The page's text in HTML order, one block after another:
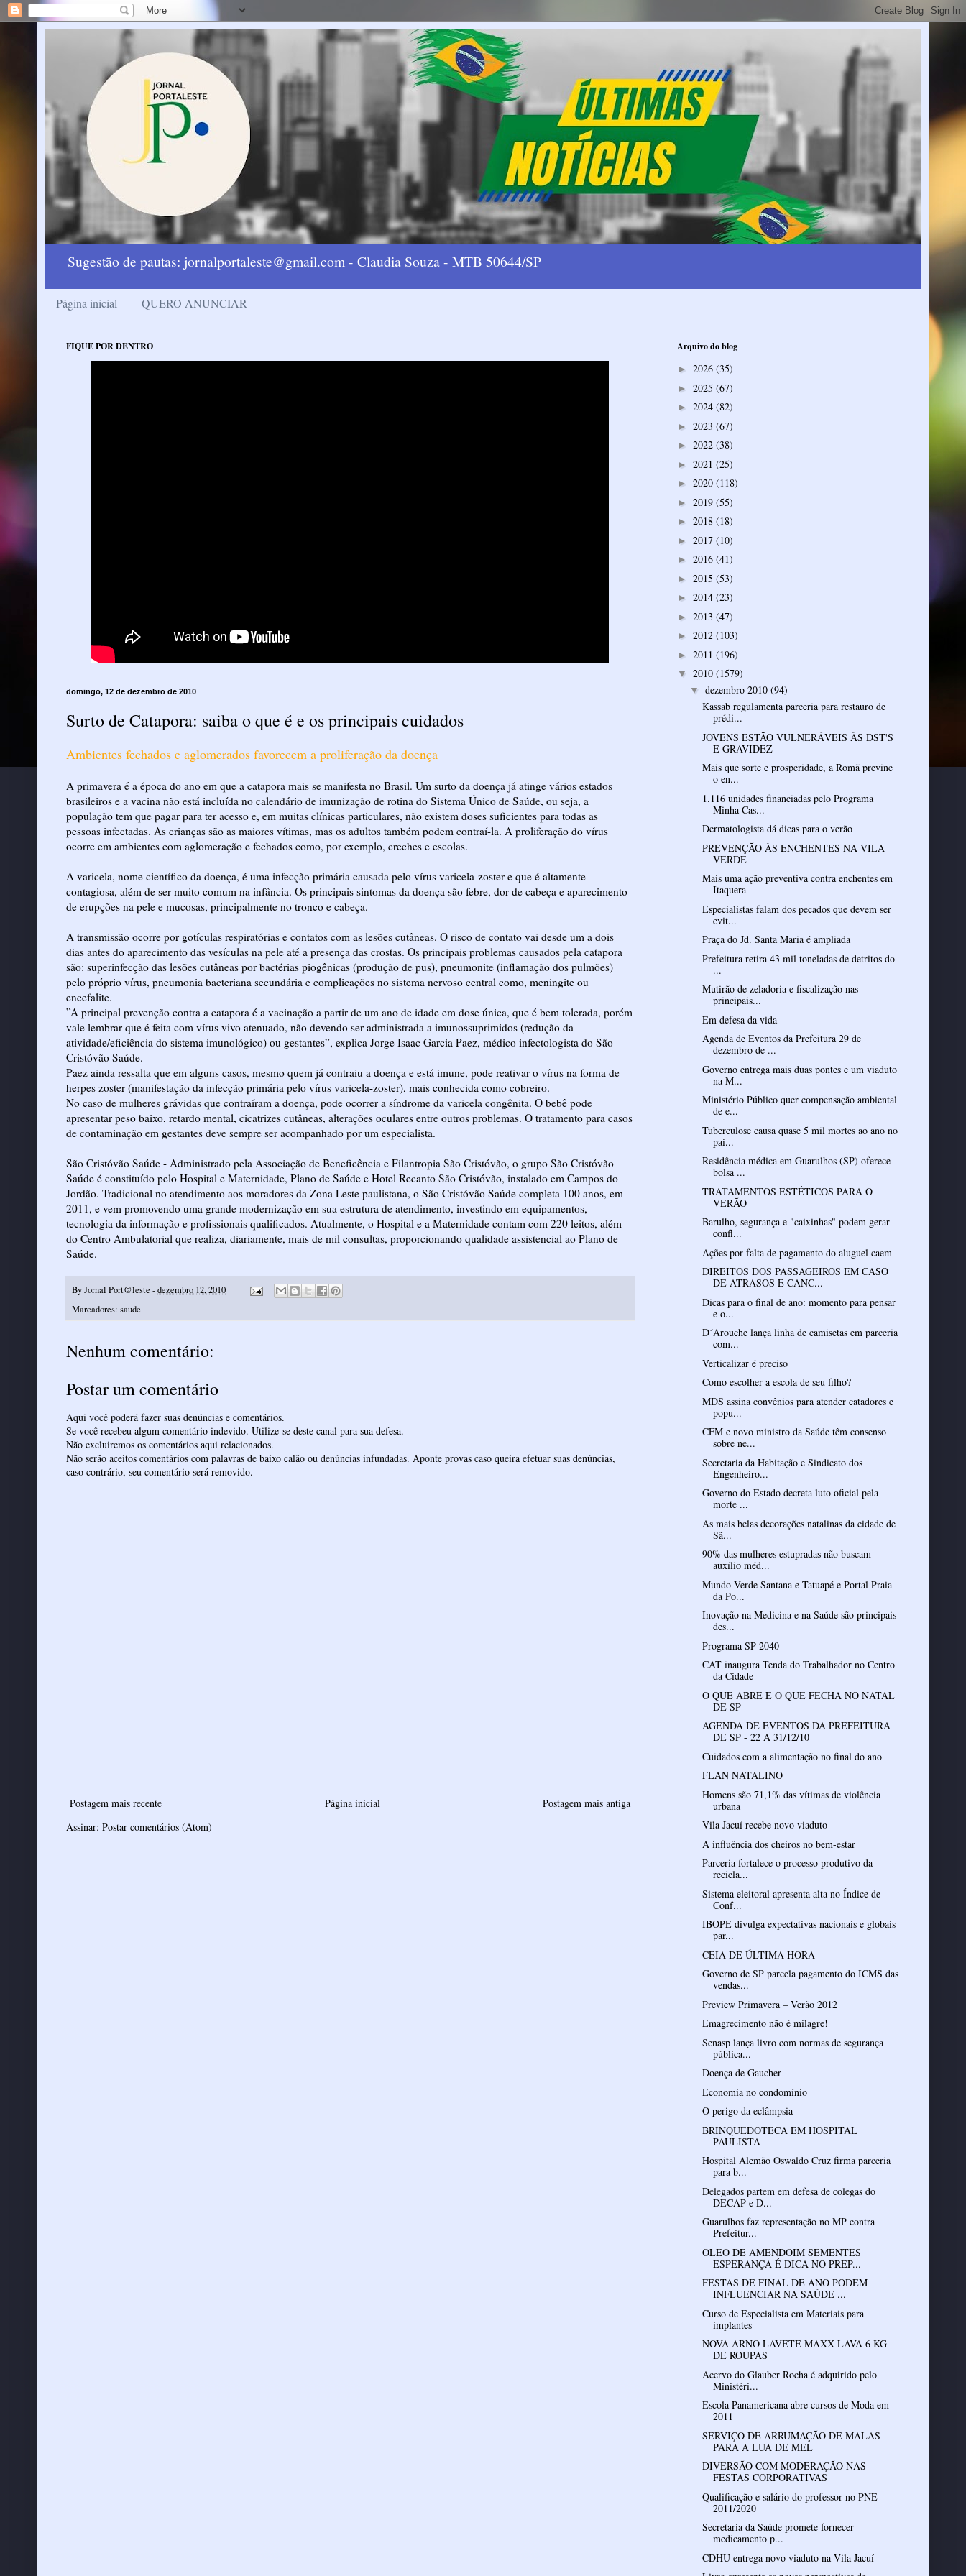
Sugestão de pautas: jornalportaleste@gmail.com - Claudia Souza - MTB 50644/SP
Página inicial QUERO ANUNCIAR
FIQUE POR DENTRO
domingo, 12 de dezembro de 2010
Surto de Catapora: saiba o que é e os principais cuidados
Ambientes fechados e aglomerados favorecem a proliferação da doença
A primavera é a época do ano em que a catapora mais se manifesta no Brasil. Um surto da doença já atinge vários estados
brasileiros e a vacina não está incluída no calendário de imunização de rotina do Sistema Único de Saúde, ou seja, a
população tem que pagar para ter acesso e, em muitas clínicas particulares, não existem doses suficientes para todas as
pessoas infectadas. As crianças são as maiores vítimas, mas os adultos também podem contraí-la. A proliferação do vírus
ocorre em ambientes com aglomeração e fechados como, por exemplo, creches e escolas.
A varicela, nome científico da doença, é uma infecção primária causada pelo vírus varicela-zoster e que é altamente
contagiosa, além de ser muito comum na infância. Os principais sintomas da doença são febre, dor de cabeça e aparecimento
de erupções na pele e mucosas, principalmente no tronco e cabeça.
A transmissão ocorre por gotículas respiratórias e contatos com as lesões cutâneas. O risco de contato vai desde um a dois
dias antes do aparecimento das vesículas na pele até a presença das crostas. Os principais problemas causados pela catapora
são: superinfecção das lesões cutâneas por bactérias piogênicas (produção de pus), pneumonite (inflamação dos pulmões)
pelo próprio vírus, pneumonia bacteriana secundária e complicações no sistema nervoso central como, meningite ou
encefalite.
”A principal prevenção contra a catapora é a vacinação a partir de um ano de idade em dose única, que é bem tolerada, porém
vale lembrar que é feita com vírus vivo atenuado, não devendo ser administrada a imunossuprimidos (redução da
atividade/eficiência do sistema imunológico) ou gestantes”, explica Jorge Isaac Garcia Paez, médico infectologista do São
Cristóvão Saúde.
Paez ainda ressalta que em alguns casos, mesmo quem já contraiu a doença e está imune, pode reativar o vírus na forma de
herpes zoster (manifestação da infecção primária pelo vírus varicela-zoster), mais conhecida como cobreiro.
No caso de mulheres grávidas que contraíram a doença, pode ocorrer a síndrome da varicela congênita. O bebê pode
apresentar peso baixo, retardo mental, cicatrizes cutâneas, alterações oculares entre outros problemas. O tratamento para casos
de contaminação em gestantes deve sempre ser acompanhado por um especialista.
São Cristóvão Saúde - Administrado pela Associação de Beneficência e Filantropia São Cristóvão, o grupo São Cristóvão
Saúde é constituído pelo Hospital e Maternidade, Plano de Saúde e Hotel Recanto São Cristóvão, instalado em Campos do
Jordão. Tradicional no atendimento aos moradores da Zona Leste paulistana, o São Cristóvão Saúde completa 100 anos, em
2011, e vem promovendo uma grande modernização em sua estrutura de atendimento, investindo em equipamentos,
tecnologia da informação e profissionais qualificados. Atualmente, o Hospital e a Maternidade contam com 220 leitos, além
do Centro Ambulatorial que realiza, diariamente, mais de mil consultas, proporcionando qualidade assistencial ao Plano de
Saúde.
ByJornal Port@leste -dezembro 12, 2010
Marcadores: saude
Nenhum comentário:
Postar um comentário
Aqui você poderá fazer suas denúncias e comentários.
Se você recebeu algum comentário indevido. Utilize-se deste canal para sua defesa.
Não excluiremos os comentários aqui relacionados.
Não serão aceitos comentários com palavras de baixo calão ou denúncias infundadas. Aponte provas caso queira efetuar suas denúncias,
caso contrário, seu comentário será removido.
Postagem mais recente Postagem mais antiga
Página inicial
Assinar: Postar comentários (Atom)
Arquivo do blog
► 2026 (35)
► 2025 (67)
► 2024 (82)
► 2023 (67)
► 2022 (38)
► 2021 (25)
► 2020 (118)
► 2019 (55)
► 2018 (18)
► 2017 (10)
► 2016 (41)
► 2015 (53)
► 2014 (23)
► 2013 (47)
► 2012 (103)
► 2011 (196)
▼ 2010 (1579)
▼ dezembro 2010 (94)
Kassab regulamenta parceria para restauro de
prédi...
JOVENS ESTÃO VULNERÁVEIS ÀS DST'S
E GRAVIDEZ
Mais que sorte e prosperidade, a Romã previne
o en...
1.116 unidades financiadas pelo Programa
Minha Cas...
Dermatologista dá dicas para o verão
PREVENÇÃO ÀS ENCHENTES NA VILA
VERDE
Mais uma ação preventiva contra enchentes em
Itaquera
Especialistas falam dos pecados que devem ser
evit...
Praça do Jd. Santa Maria é ampliada
Prefeitura retira 43 mil toneladas de detritos do
...
Mutirão de zeladoria e fiscalização nas
principais...
Em defesa da vida
Agenda de Eventos da Prefeitura 29 de
dezembro de ...
Governo entrega mais duas pontes e um viaduto
na M...
Ministério Público quer compensação ambiental
de e...
Tuberculose causa quase 5 mil mortes ao ano no
pai...
Residência médica em Guarulhos (SP) oferece
bolsa ...
TRATAMENTOS ESTÉTICOS PARA O
VERÃO
Barulho, segurança e "caixinhas" podem gerar
confl...
Ações por falta de pagamento do aluguel caem
DIREITOS DOS PASSAGEIROS EM CASO
DE ATRASOS E CANC...
Dicas para o final de ano: momento para pensar
e o...
D´Arouche lança linha de camisetas em parceria
com...
Verticalizar é preciso
Como escolher a escola de seu filho?
MDS assina convênios para atender catadores e
popu...
CFM e novo ministro da Saúde têm consenso
sobre ne...
Secretaria da Habitação e Sindicato dos
Engenheiro...
Governo do Estado decreta luto oficial pela
morte ...
As mais belas decorações natalinas da cidade de
Sã...
90% das mulheres estupradas não buscam
auxílio méd...
Mundo Verde Santana e Tatuapé e Portal Praia
da Po...
Inovação na Medicina e na Saúde são principais
des...
Programa SP 2040
CAT inaugura Tenda do Trabalhador no Centro
da Cidade
O QUE ABRE E O QUE FECHA NO NATAL
DE SP
AGENDA DE EVENTOS DA PREFEITURA
DE SP - 22 A 31/12/10
Cuidados com a alimentação no final do ano
FLAN NATALINO
Homens são 71,1% das vítimas de violência
urbana
Vila Jacuí recebe novo viaduto
A influência dos cheiros no bem-estar‏
Parceria fortalece o processo produtivo da
recicla...
Sistema eleitoral apresenta alta no Índice de
Conf...
IBOPE divulga expectativas nacionais e globais
par...
CEIA DE ÚLTIMA HORA
Governo de SP parcela pagamento do ICMS das
vendas...
Preview Primavera – Verão 2012
Emagrecimento não é milagre!
Senasp lança livro com normas de segurança
pública...
Doença de Gaucher -
Economia no condomínio
O perigo da eclâmpsia
BRINQUEDOTECA EM HOSPITAL
PAULISTA
Hospital Alemão Oswaldo Cruz firma parceria
para b...
Delegados partem em defesa de colegas do
DECAP e D...
Guarulhos faz representação no MP contra
Prefeitur...
ÓLEO DE AMENDOIM SEMENTES
ESPERANÇA É DICA NO PREP...
FESTAS DE FINAL DE ANO PODEM
INFLUENCIAR NA SAÚDE ...
Curso de Especialista em Materiais para
implantes
NOVA ARNO LAVETE MAXX LAVA 6 KG
DE ROUPAS
Acervo do Glauber Rocha é adquirido pelo
Ministéri...
Escola Panamericana abre cursos de Moda em
2011
SERVIÇO DE ARRUMAÇÃO DE MALAS
PARA A LUA DE MEL‏
DIVERSÃO COM MODERAÇÃO NAS
Qualificação e salário do professor no PNE
2011/2020
Secretaria da Saúde promete fornecer
medicamento p...
CDHU entrega novo viaduto na Vila Jacuí